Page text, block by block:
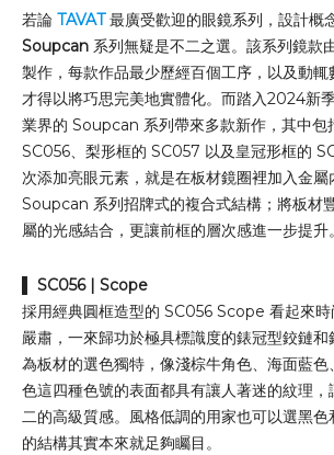
若論 TAVAT最廣受歡迎的眼鏡系列，設計概
Soupcan 系列無疑是不二之選。該系列鏡款
製作，每款作品最少歷經百個工序，以及動輒
才得以將巧思完美地實體化。而踏入2024新
業界的 Soupcan 系列帶來多款新作，其中包
SC056、梨形框的 SC057 以及皇冠形框的
次添加亮眼元素，就是在板材鏡圈裡加入金
Soupcan 系列招牌式的複合式結構；將板材
屬的光感結合，更讓前框的層次感進一步提升。
SC056 | Scope
採用經典圓框造型的 SC056 Scope 看起來
嚴肅，一來歸功於極具標識度的錶冠型鉸鏈
為板材的選色獨特，像淺棕牛角色、海面藍
色這四種色號的表面都具有讓人著迷的紋理
二的高級質感。風格低調的用家也可以選黑
的結構其實本來就足夠矚目。